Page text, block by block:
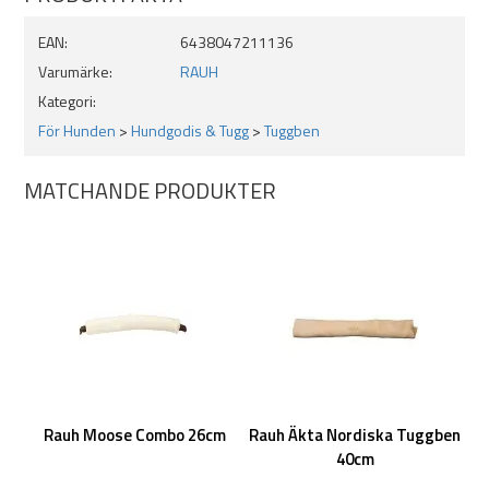
EAN:
6438047211136
Varumärke:
RAUH
Kategori:
För Hunden >Hundgodis & Tugg>Tuggben
MATCHANDE PRODUKTER
Rauh Moose Combo 26cm
Rauh Äkta Nordiska Tuggben
40cm